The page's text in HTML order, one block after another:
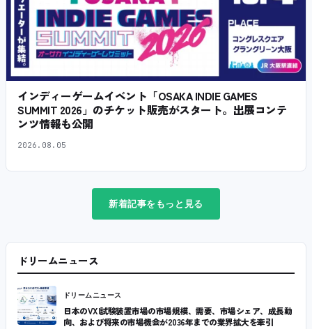
インディーゲームイベント「OSAKA INDIE GAMES
SUMMIT 2026」のチケット販売がスタート。出展コンテ
ンツ情報も公開
2026.08.05
新着記事をもっと見る
ドリームニュース
ドリームニュース
日本のVXI試験装置市場の市場規模、需要、市場シェア、成長動
向、および将来の市場機会が2036年までの業界拡大を牽引